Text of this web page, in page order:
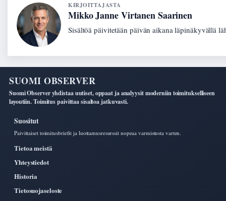
KIRJOITTAJASTA
Mikko Janne Virtanen Saarinen
Sisältöä päivitetään päivän aikana läpinäkyvällä
SUOMI OBSERVER
Suomi Observer yhdistaa uutiset, oppaat ja analyysit moderniin toimitukselliseen
layoutiin. Toimitus paivittaa sisaltoa jatkuvasti.
Suositut
Paivittaiset toimitusbriefit ja luottamusresurssit nopeaa varmistusta varten.
Tietoa meistä
Yhteystiedot
Historia
Tietosuojaseloste